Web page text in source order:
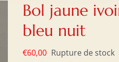
Bol jaune
bleu nuit
€60,00 Rupture de stock